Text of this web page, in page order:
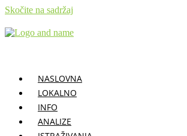
Skočite na sadržaj
NASLOVNA
LOKALNO
INFO
ANALIZE